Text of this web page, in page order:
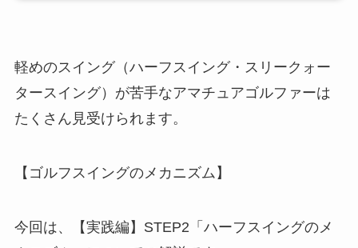
軽めのスイング（ハーフスイング・スリークォー
タースイング）が苦手なアマチュアゴルファーは
たくさん見受けられます。
【ゴルフスイングのメカニズム】
今回は、【実践編】STEP2「ハーフスイングのメ